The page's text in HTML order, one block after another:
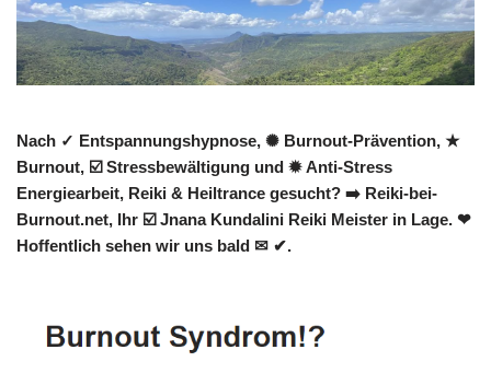
Nach ✓ Entspannungshypnose, ✺ Burnout-Prävention, ★
Burnout, ☑️ Stressbewältigung und ✹ Anti-Stress
Energiearbeit, Reiki & Heiltrance gesucht? ➡️ Reiki-bei-
Burnout.net, Ihr ☑️ Jnana Kundalini Reiki Meister in Lage. ❤
Hoffentlich sehen wir uns bald ✉ ✔.